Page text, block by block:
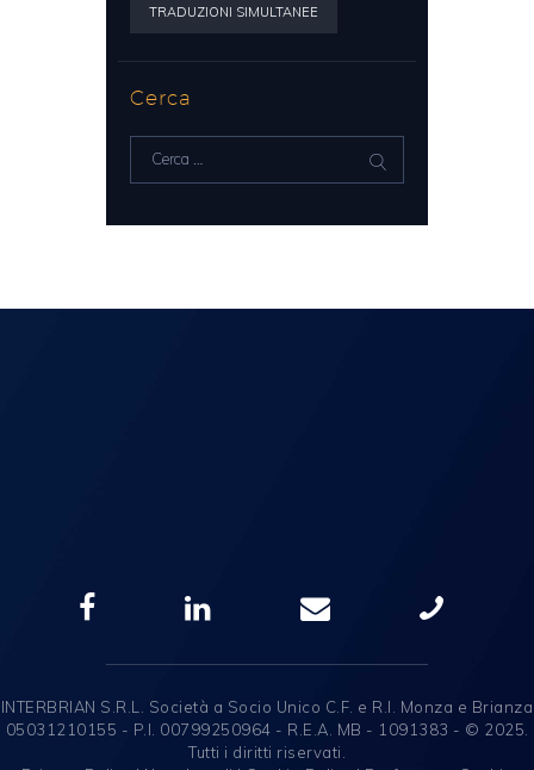
TRADUZIONI SIMULTANEE
Cerca
per:
INTERBRIAN S.R.L. Società a Socio Unico C.F. e R.I. Monza e Brianza
05031210155 - P.I. 00799250964 - R.E.A. MB - 1091383 - © 2025.
Tutti i diritti riservati.